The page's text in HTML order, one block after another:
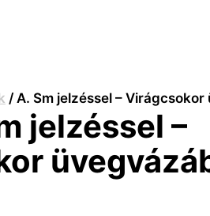
/ A. Sm jelzéssel –
jelzéssel –